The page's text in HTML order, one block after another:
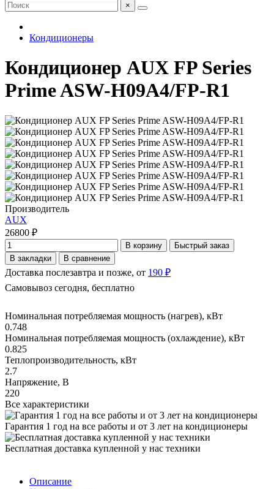
×
Кондиционеры
Кондиционер AUX FP Series
Prime ASW-H09A4/FP-R1
Производитель
AUX
26800 ₽
В корзину
Быстрый заказ
В закладки
В сравнение
Доставка послезавтра и позже, от 190 ₽
Самовывоз сегодня, бесплатно
Номинальная потребляемая мощность (нагрев), кВт
0.748
Номинальная потребляемая мощность (охлаждение), кВт
0.825
Теплопроизводительность, кВт
2.7
Напряжение, В
220
Все характеристики
Гарантия 1 год на все работы и от 3 лет на кондиционеры
Бесплатная доставка купленной у нас техники
Описание